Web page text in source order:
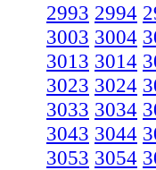
2993 2994
3003 3004
3013 3014
3023 3024
3033 3034
3043 3044
3053 3054